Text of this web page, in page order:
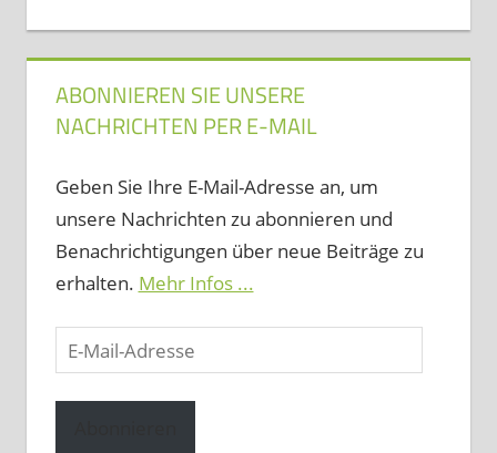
ABONNIEREN SIE UNSERE
NACHRICHTEN PER E-MAIL
Geben Sie Ihre E-Mail-Adresse an, um
unsere Nachrichten zu abonnieren und
Benachrichtigungen über neue Beiträge zu
erhalten. Mehr Infos ...
E-
Mail-
Adresse